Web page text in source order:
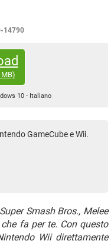
14790
10 - Italiano
GameCube e Wii.
Smash Bros., Melee
fa per te. Con questo
Wii direttamente